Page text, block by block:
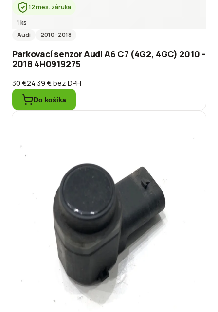
12 mes. záruka
1 ks
Audi
2010–2018
Parkovací senzor Audi A6 C7 (4G2, 4GC) 2010 -
2018 4H0919275
30 €24.39 €bez DPH
Do košíka